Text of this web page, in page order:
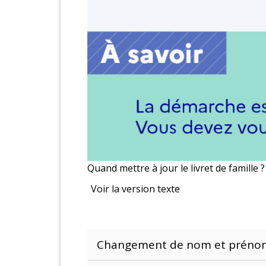
Quand mettre à jour le livret de famille ?
Voir la version texte
Changement de nom et